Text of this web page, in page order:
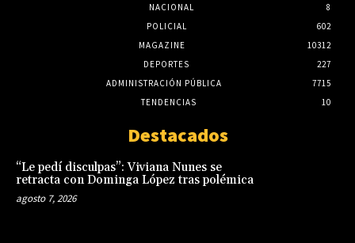
NACIONAL
8
POLICIAL
602
MAGAZINE
10312
DEPORTES
227
ADMINISTRACIÓN PÚBLICA
7715
TENDENCIAS
10
Destacados
“Le pedí disculpas”: Viviana Nunes se
retracta con Dominga López tras polémica
agosto 7, 2026